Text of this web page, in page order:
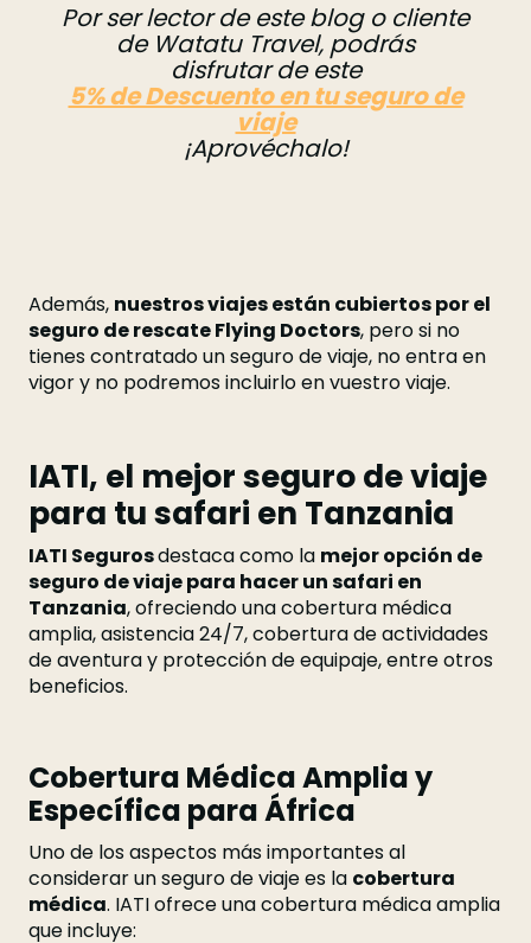
Por ser lector de este blog o cliente
de Watatu Travel, podrás
disfrutar de este
5% de Descuento en tu seguro de
viaje
¡Aprovéchalo!
Además, nuestros viajes están cubiertos por el
seguro de rescate Flying Doctors, pero si no
tienes contratado un seguro de viaje, no entra en
vigor y no podremos incluirlo en vuestro viaje.
IATI, el mejor seguro de viaje
para tu safari en Tanzania
IATI Segurosdestaca como la mejor opción de
seguro de viaje para hacer un safari en
Tanzania, ofreciendo una cobertura médica
amplia, asistencia 24/7, cobertura de actividades
de aventura y protección de equipaje, entre otros
beneficios.
Cobertura Médica Amplia y
Específica para África
Uno de los aspectos más importantes al
considerar un seguro de viaje es la cobertura
médica. IATI ofrece una cobertura médica amplia
que incluye: